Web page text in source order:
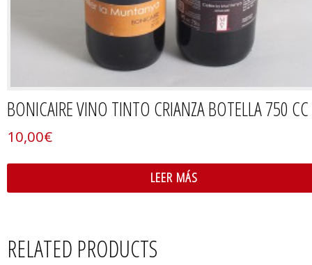
BONICAIRE VINO TINTO CRIANZA BOTELLA 750 CC
10,00€
LEER MÁS
RELATED PRODUCTS